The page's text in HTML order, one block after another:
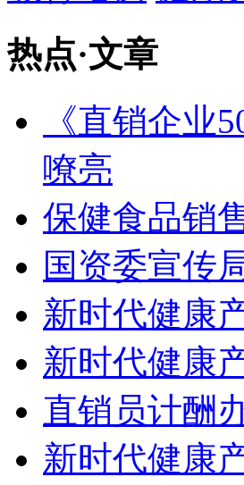
热点·文章
《直销企业
嘹亮
保健食品销
国资委宣传
新时代健康
新时代健康
直销员计酬
新时代健康